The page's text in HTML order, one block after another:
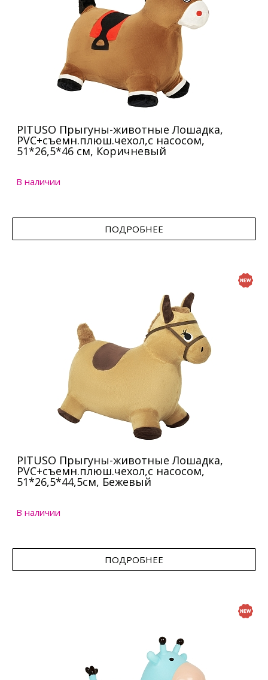
PITUSO Прыгуны-животные Лошадка,
PVC+съемн.плюш.чехол,с насосом,
51*26,5*46 см, Коричневый
В наличии
ПОДРОБНЕЕ
PITUSO Прыгуны-животные Лошадка,
PVC+съемн.плюш.чехол,с насосом,
51*26,5*44,5см, Бежевый
В наличии
ПОДРОБНЕЕ